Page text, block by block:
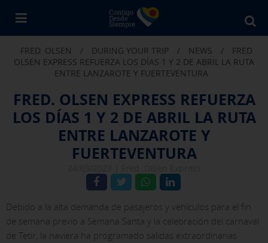
FRED. OLSEN / DURING YOUR TRIP / NEWS /
FRED.
OLSEN EXPRESS REFUERZA LOS DÍAS 1 Y 2 DE ABRIL LA RUTA
ENTRE LANZAROTE Y FUERTEVENTURA
FRED. OLSEN EXPRESS REFUERZA
LOS DÍAS 1 Y 2 DE ABRIL LA RUTA
ENTRE LANZAROTE Y
FUERTEVENTURA
Debido a la alta demanda de pasajeros y vehículos para el fin
de semana previo a Semana Santa y la celebración del carnaval
de Tetir, la naviera ha programado salidas extraordinarias